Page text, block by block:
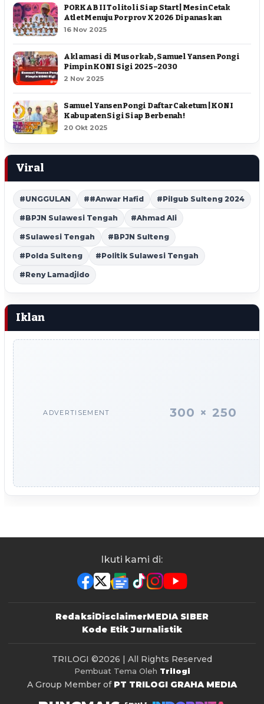
PORKAB II Tolitoli Siap Start | Mesin Cetak
Atlet Menuju Porprov X 2026 Dipanaskan
16 Nov 2025
Aklamasi di Musorkab, Samuel Yansen Pongi
Pimpin KONI Sigi 2025–2030
2 Nov 2025
Samuel Yansen Pongi Daftar Caketum | KONI
Kabupaten Sigi Siap Berbenah !
20 Okt 2025
Viral
#UNGGULAN ##Anwar Hafid #Pilgub Sulteng 2024
#BPJN Sulawesi Tengah #Ahmad Ali
#Sulawesi Tengah #BPJN Sulteng
#Polda Sulteng #Politik Sulawesi Tengah
#Reny Lamadjido
Iklan
ADVERTISEMENT 300 × 250
Ikuti kami di:
RedaksiDisclaimerMEDIA SIBER
Kode Etik Jurnalistik
TRILOGI ©2026 | All Rights Reserved
Pembuat Tema Oleh Trilogi
A Group Member of PT TRILOGI GRAHA MEDIA